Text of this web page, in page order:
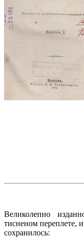
Великолепно
тисненом переплете,
сохранилось: